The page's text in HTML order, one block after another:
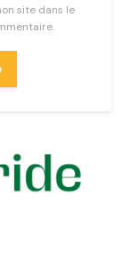
site dans le